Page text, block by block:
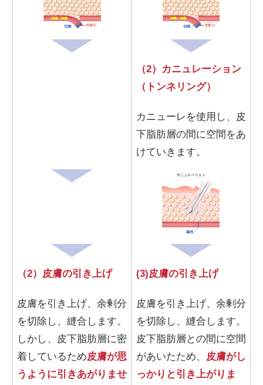
（2）カニュレーション
（トンネリング）
カニューレを使用し、皮
下脂肪層の間に空間をあ
けていきます。
（2）皮膚の引き上げ
皮膚を引き上げ、余剰分
を切除し、縫合します。
しかし、皮下脂肪層に密
着しているため皮膚が思
うように引きあがりませ
(3)皮膚の引き上げ
皮膚を引き上げ、余剰分
を切除し、縫合します。
皮下脂肪層との間に空間
があいたため、
皮膚がし
っかりと引き上がりま